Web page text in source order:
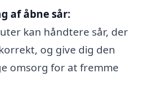
af åbne sår:
kan håndtere sår, der
og give dig den
omsorg for at fremme